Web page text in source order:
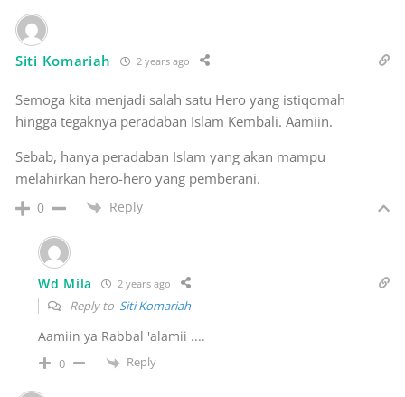
Siti Komariah 2 years ago
Semoga kita menjadi salah satu Hero yang istiqomah
hingga tegaknya peradaban Islam Kembali. Aamiin.
Sebab, hanya peradaban Islam yang akan mampu
melahirkan hero-hero yang pemberani.
0 Reply
Wd Mila 2 years ago
Reply to Siti Komariah
Aamiin ya Rabbal 'alamii ....
0 Reply